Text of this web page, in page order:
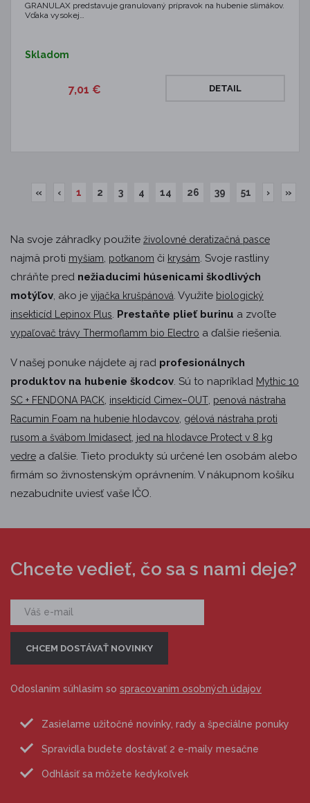
GRANULAX predstavuje granulovaný prípravok na hubenie slimákov.
Vďaka vysokej…
Skladom
7,01 € DETAIL
« ‹ 1 2 3 4 14 26 39 51 › »
Na svoje záhradky použite živolovné deratizačná pasce
najmä proti myšiam, potkanom či krysám. Svoje rastliny
chráňte pred nežiaducimi húsenicami škodlivých
motýľov, ako je vijačka krušpánová. Využite biologický
insekticíd Lepinox Plus. Prestaňte plieť burinu a zvoľte
vypaľovač trávy Thermoflamm bio Electro a ďalšie riešenia.
V našej ponuke nájdete aj rad profesionálnych
produktov na hubenie škodcov. Sú to napríklad Mythic 10
SC + FENDONA PACK, insekticíd Cimex–OUT, penová nástraha
Racumin Foam na hubenie hlodavcov, gélová nástraha proti
rusom a švábom Imidasect, jed na hlodavce Protect v 8 kg
vedre a ďalšie. Tieto produkty sú určené len osobám alebo
firmám so živnostenským oprávnením. V nákupnom košíku
nezabudnite uviesť vaše IČO.
Chcete vedieť, čo sa s nami deje?
Odoslaním súhlasím so spracovaním osobných údajov
Zasielame užitočné novinky, rady a špeciálne ponuky
Spravidla budete dostávať 2 e-maily mesačne
Odhlásiť sa môžete kedykoľvek